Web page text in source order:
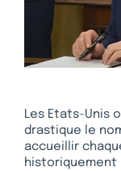
Les Etats-Unis
drastique le
accueillir
historiquement